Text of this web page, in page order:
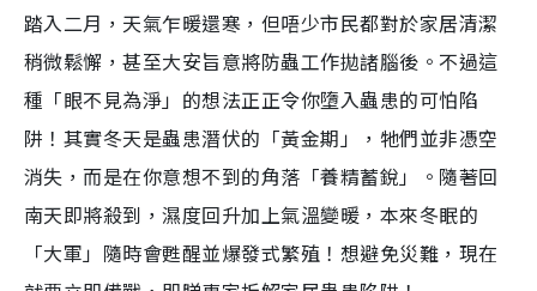
踏入二月，天氣乍暖還寒，但唔少市民都對於家居清潔
稍微鬆懈，甚至大安旨意將防蟲工作拋諸腦後。不過這
種「眼不見為淨」的想法正正令你墮入蟲患的可怕陷
阱！其實冬天是蟲患潛伏的「黃金期」，牠們並非憑空
消失，而是在你意想不到的角落「養精蓄銳」。隨著回
南天即將殺到，濕度回升加上氣溫變暖，本來冬眠的
「大軍」隨時會甦醒並爆發式繁殖！想避免災難，現在